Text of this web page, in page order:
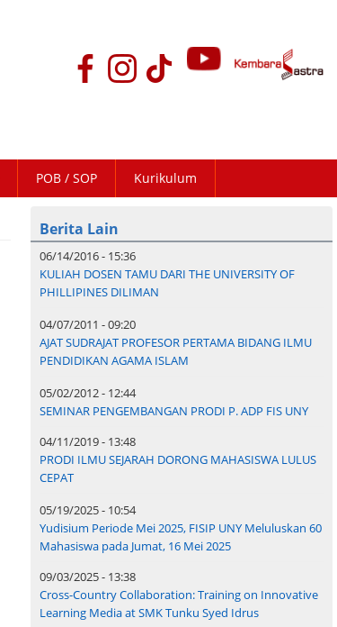
POB / SOP Kurikulum
Berita Lain
06/14/2016 - 15:36
KULIAH DOSEN TAMU DARI THE UNIVERSITY OF
PHILLIPINES DILIMAN
04/07/2011 - 09:20
AJAT SUDRAJAT PROFESOR PERTAMA BIDANG ILMU
PENDIDIKAN AGAMA ISLAM
05/02/2012 - 12:44
SEMINAR PENGEMBANGAN PRODI P. ADP FIS UNY
04/11/2019 - 13:48
PRODI ILMU SEJARAH DORONG MAHASISWA LULUS
CEPAT
05/19/2025 - 10:54
Yudisium Periode Mei 2025, FISIP UNY Meluluskan 60
Mahasiswa pada Jumat, 16 Mei 2025
09/03/2025 - 13:38
Cross-Country Collaboration: Training on Innovative
Learning Media at SMK Tunku Syed Idrus